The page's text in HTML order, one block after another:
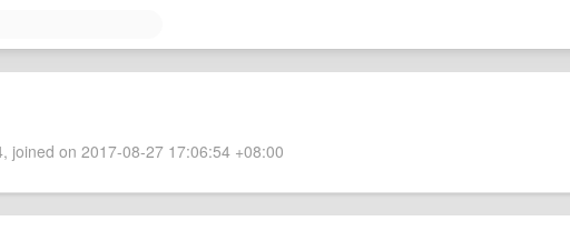
joined on 2017-08-27 17:06:54 +08:00